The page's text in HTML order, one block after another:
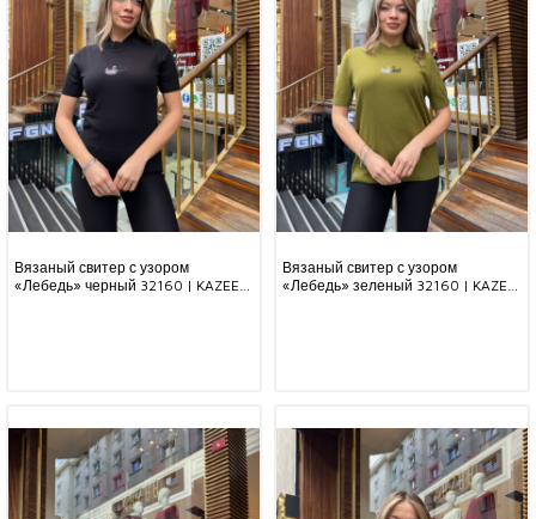
Вязаный свитер с узором
«Лебедь» черный 32160 | KAZEE
Вязаный свитер с узором
«Лебедь» зеленый 32160 | KAZEE